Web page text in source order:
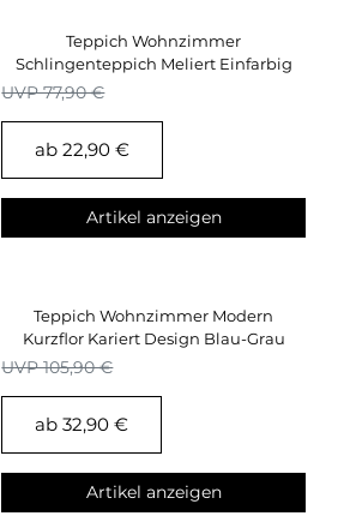
Teppich Wohnzimmer
Schlingenteppich Meliert Einfarbig
Deko Teppich Cut-Loop
UVP 77,90 €
ab 22,90 €
Artikel anzeigen
Teppich Wohnzimmer Modern
Kurzflor Kariert Design Blau-Grau
Meliert Pflegeleicht
UVP 105,90 €
ab 32,90 €
Artikel anzeigen